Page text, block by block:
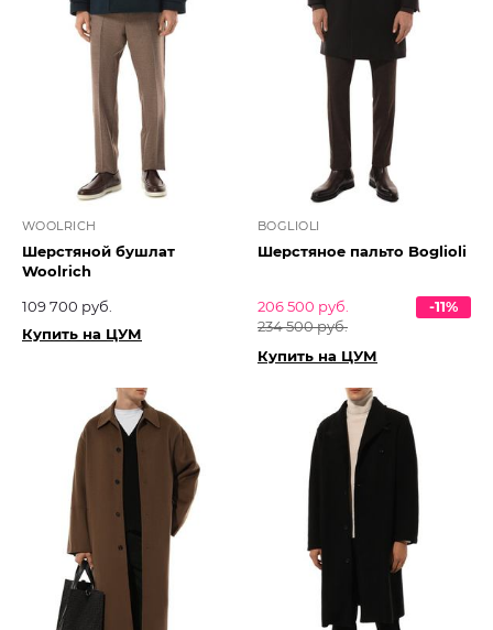
WOOLRICH
Шерстяной бушлат
Woolrich
109 700 руб.
Купить на ЦУМ
BOGLIOLI
Шерстяное пальто Boglioli
206 500 руб.
234 500 руб.
-11%
Купить на ЦУМ